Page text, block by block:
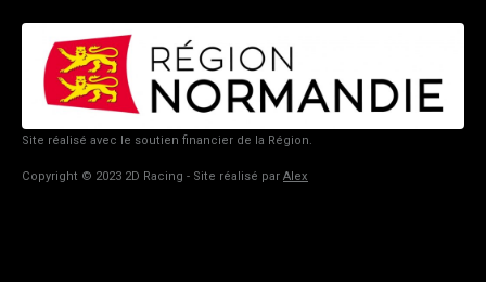
Site réalisé avec le soutien financier de la Région.
Copyright © 2023 2D Racing - Site réalisé par Alex